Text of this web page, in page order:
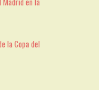
la Copa del